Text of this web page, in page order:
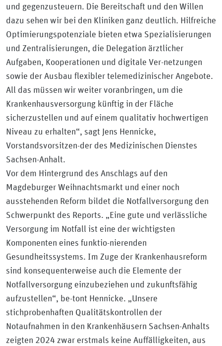
und gegenzusteuern. Die Bereitschaft und den Willen
dazu sehen wir bei den Kliniken ganz deutlich. Hilfreiche
Optimierungspotenziale bieten etwa Spezialisierungen
und Zentralisierungen, die Delegation ärztlicher
Aufgaben, Kooperationen und digitale Ver-netzungen
sowie der Ausbau flexibler telemedizinischer Angebote.
All das müssen wir weiter voranbringen, um die
Krankenhausversorgung künftig in der Fläche
sicherzustellen und auf einem qualitativ hochwertigen
Niveau zu erhalten“, sagt Jens Hennicke,
Vorstandsvorsitzen-der des Medizinischen Dienstes
Sachsen-Anhalt.
Vor dem Hintergrund des Anschlags auf den
Magdeburger Weihnachtsmarkt und einer noch
ausstehenden Reform bildet die Notfallversorgung den
Schwerpunkt des Reports. „Eine gute und verlässliche
Versorgung im Notfall ist eine der wichtigsten
Komponenten eines funktio-nierenden
Gesundheitssystems. Im Zuge der Krankenhausreform
sind konsequenterweise auch die Elemente der
Notfallversorgung einzubeziehen und zukunftsfähig
aufzustellen“, be-tont Hennicke. „Unsere
stichprobenhaften Qualitätskontrollen der
Notaufnahmen in den Krankenhäusern Sachsen-Anhalts
zeigten 2024 zwar erstmals keine Auffälligkeiten, aus